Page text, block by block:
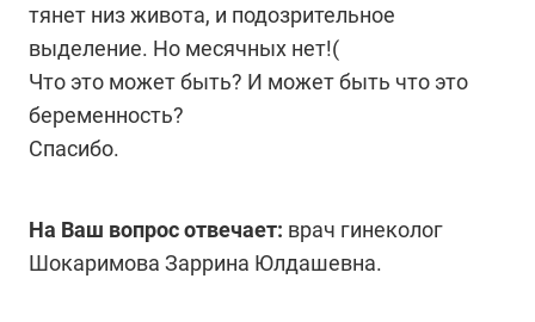
тянет низ живота, и подозрительное
выделение. Но месячных нет!(
Что это может быть? И может быть что это
беременность?
Спасибо.
На Ваш вопрос отвечает: врач гинеколог
Шокаримова Заррина Юлдашевна.